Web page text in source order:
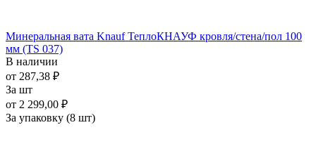
Минеральная вата Knauf ТеплоКНАУФ кровля/стена/пол 100
мм (TS 037)
В наличии
от 287,38 ₽
За шт
от 2 299,00 ₽
За упаковку (8 шт)